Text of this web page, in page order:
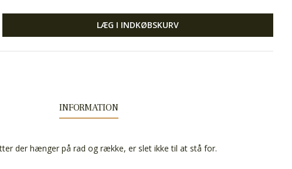
LÆG I INDKØBSKURV
INFORMATION
der hænger på rad og række, er slet ikke til at stå for.